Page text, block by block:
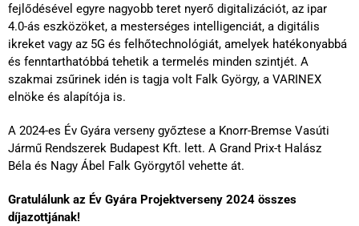
fejlődésével egyre nagyobb teret nyerő digitalizációt, az ipar
4.0-ás eszközöket, a mesterséges intelligenciát, a digitális
ikreket vagy az 5G és felhőtechnológiát, amelyek hatékonyabbá
és fenntarthatóbbá tehetik a termelés minden szintjét. A
szakmai zsűrinek idén is tagja volt Falk György, a VARINEX
elnöke és alapítója is.
A 2024-es Év Gyára verseny győztese a Knorr-Bremse Vasúti
Jármű Rendszerek Budapest Kft. lett. A Grand Prix-t Halász
Béla és Nagy Ábel Falk Györgytől vehette át.
Gratulálunk az Év Gyára Projektverseny 2024 összes
díjazottjának!